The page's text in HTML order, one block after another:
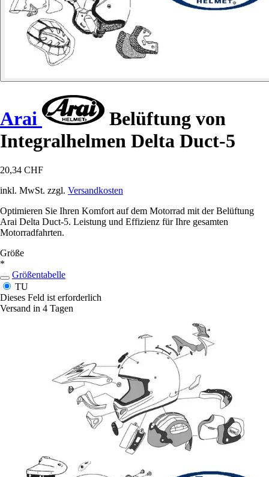
Arai
Belüftung von
Integralhelmen Delta Duct-5
20,34 CHF
inkl. MwSt. zzgl. Versandkosten
Optimieren Sie Ihren Komfort auf dem Motorrad mit der Belüftung
Arai Delta Duct-5. Leistung und Effizienz für Ihre gesamten
Motorradfahrten.
Größe
*
Größentabelle
TU
Dieses Feld ist erforderlich
Versand in 4 Tagen